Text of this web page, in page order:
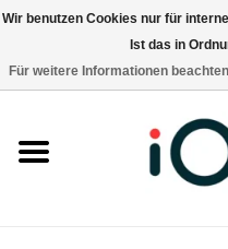
Marken
Wir benutzen Cookies nur für
Ist das in
Für weitere Informationen